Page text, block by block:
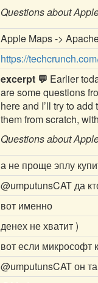
Questions about
Apple Maps ->
https://
excerpt 💬 Earlier
are some questions
here and I’ll try to
them from scratch,
Questions about
а не проще эплу
@umputunsCATда
вот именно
денех не хватит )
вот если микрософт
@umputunsCATон